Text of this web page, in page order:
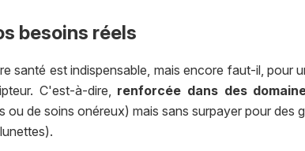
besoins réels
santé est indispensable, mais encore faut-il, pour
C'est-à-dire, renforcée dans des
ou de soins onéreux) mais sans surpayer pour des